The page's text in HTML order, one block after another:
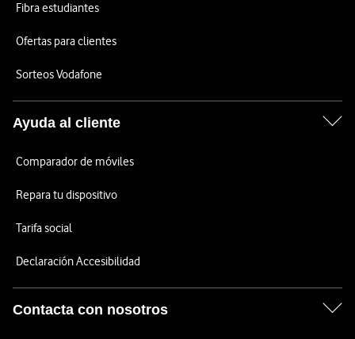
Fibra estudiantes
Ofertas para clientes
Sorteos Vodafone
Ayuda al cliente
Comparador de móviles
Repara tu dispositivo
Tarifa social
Declaración Accesibilidad
Contacta con nosotros